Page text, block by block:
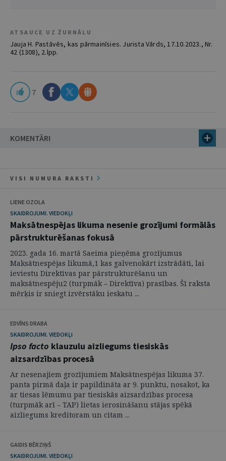
ATSAUCE UZ ŽURNĀLU
Jauja H. Pastāvēs, kas pārmainīsies. Jurista Vārds, 17.10.2023., Nr.
42 (1308), 2.lpp.
7
KOMENTĀRI
VISI NUMURA RAKSTI
LIENE OZOLA
SKAIDROJUMI. VIEDOKĻI
Maksātnespējas likuma nesenie grozījumi formālās
pārstrukturēšanas fokusā
2023. gada 16. martā Saeima pieņēma grozījumus
Maksātnespējas likumā,1 kas galvenokārt izstrādāti, lai
ieviestu Direktīvas par pārstrukturēšanu un
maksātnespēju2 (turpmāk – Direktīva) prasības. Šī raksta
mērķis ir sniegt izvērstāku ieskatu ...
EDVĪNS DRABA
SKAIDROJUMI. VIEDOKĻI
Ipso facto klauzulu aizliegums tiesiskās
aizsardzības procesā
Ar nesenajiem grozījumiem Maksātnespējas likuma 37.
panta pirmā daļa ir papildināta ar 9. punktu, nosakot, ka
ar tiesas lēmumu par tiesiskās aizsardzības procesa
(turpmāk arī – TAP) lietas ierosināšanu stājas spēkā
aizliegums kreditoram un citam ...
GAIDIS BĒRZIŅŠ
SKAIDROJUMI. VIEDOKĻI